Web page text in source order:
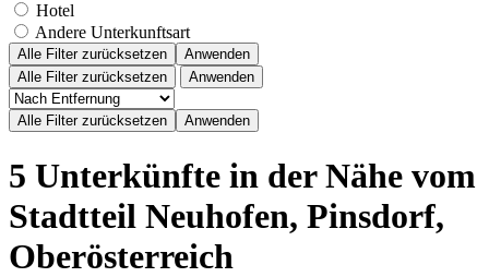
Hotel
Andere Unterkunftsart
Alle Filter zurücksetzen
Anwenden
Alle Filter zurücksetzen
Anwenden
5 Unterkünfte in der Nähe vom
Stadtteil Neuhofen, Pinsdorf,
Oberösterreich